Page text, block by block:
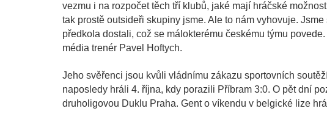
vezmu i na rozpočet těch tří klubů, jaké mají hráčské
tak prostě outsideři skupiny jsme. Ale to nám vyhovuje.
předkola dostali, což se málokterému českému týmu
média trenér Pavel Hoftych.
Jeho svěřenci jsou kvůli vládnímu zákazu sportovních
naposledy hráli 4. října, kdy porazili Příbram 3:0. O pět dní
druholigovou Duklu Praha. Gent o víkendu v belgické lize